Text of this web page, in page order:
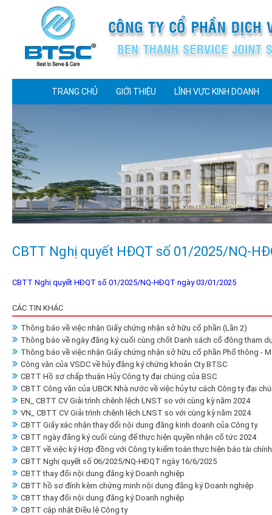
TRANG CHỦ GIỚI THIỆU LĨNH VỰC KINH DOANH
CBTT Nghị quyết HĐQT số 01/2025/NQ-
CBTT Nghị quyết HĐQT số 01/2025/NQ-HĐQT ngày 03/01/2025
CÁC TIN KHÁC
Thông báo về việc nhận Giấy chứng nhận sở hữu cổ phần (Lần 2)
Thông báo về ngày đăng ký cuối cùng chốt Danh sách cổ đông tham
Thông báo về việc nhận Giấy chứng nhận sở hữu cổ phần Phổ thông -
Công văn của VSDC về hủy đăng ký chứng khoản Cty BTSC
CBTT Hồ sơ chấp thuận Hủy Công ty đại chúng của BSC
CBTT Công văn của UBCK Nhà nước về việc hủy tư cách Công ty đại
EN_ CBTT CV Giải trình chênh lệch LNST so với cùng kỳ năm 2024
VN_ CBTT CV Giải trình chênh lệch LNST so với cùng kỳ năm 2024
CBTT Giấy xác nhận thay dổi nội dung đăng kinh doanh của Công ty
CBTT ngày đăng ký cuối cùng để thực hiện quyền nhận cổ tức 2024
CBTT về việc ký Hợp đồng với Công ty kiểm toán thực hiện báo tài
CBTT Nghị quyết số 06/2025/NQ-HĐQT ngày 16/6/2025
CBTT thay đổi nội dung đăng ký Doanh nghiệp
CBTT hồ sơ đính kèm chứng minh nội dung đăng ký Doanh nghiệp
CBTT thay đổi nội dung đăng ký Doanh nghiệp
CBTT cập nhật Điều lệ Công ty